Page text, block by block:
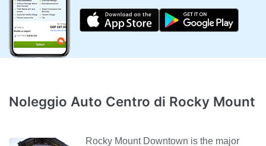
Noleggio Auto Centro di Rocky Mount
Rocky Mount Downtown is the major